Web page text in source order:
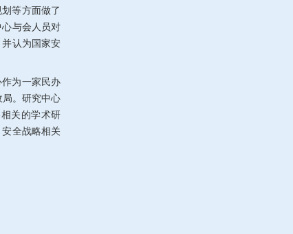
等方面做了
与会人员对
认为国家安
为一家民办
局。研究中心
关的学术研
全战略相关